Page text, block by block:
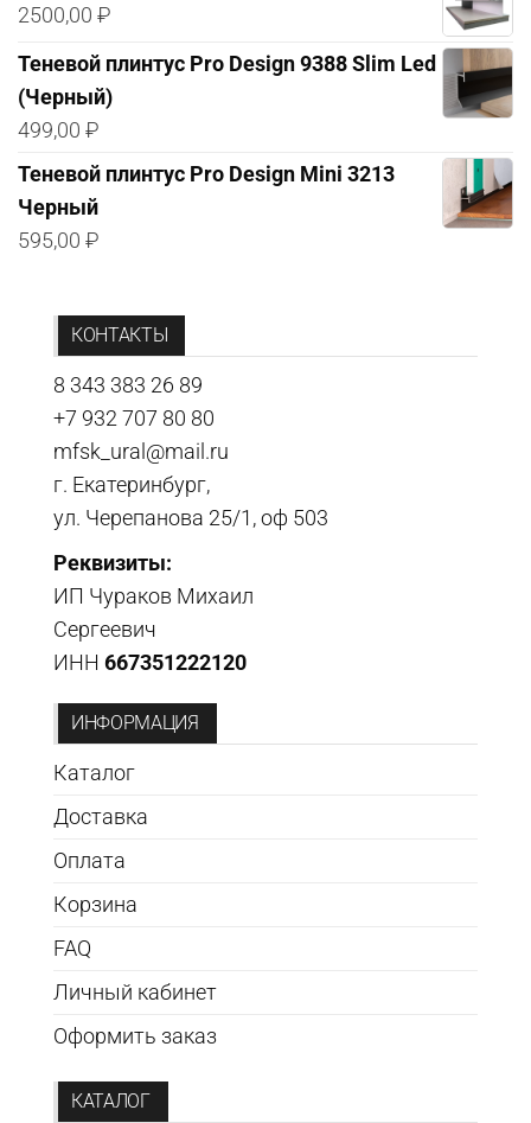
2500,00 ₽
Теневой плинтус Pro Design 9388 Slim Led
(Черный)
499,00 ₽
Теневой плинтус Pro Design Mini 3213
Черный
595,00 ₽
КОНТАКТЫ
8 343 383 26 89
+7 932 707 80 80
mfsk_ural@mail.ru
г. Екатеринбург,
ул. Черепанова 25/1, оф 503
Реквизиты:
ИП Чураков Михаил
Сергеевич
ИНН 667351222120
ИНФОРМАЦИЯ
Каталог
Доставка
Оплата
Корзина
FAQ
Личный кабинет
Оформить заказ
КАТАЛОГ